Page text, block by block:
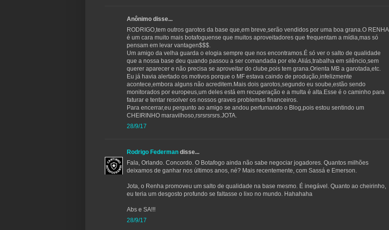
Anônimo disse...
RODRIGO,tem outros garotos da base que,em breve,serão vendidos por uma boa grana.O RENHA
é um cara muito mais botafoguense que muitos aproveitadores que frequentam a mídia,mas só
pensam em levar vantagen$$$.
Um amigo da velha guarda o elogia sempre que nos encontramos.É só ver o salto de qualidade
que a nossa base deu quando passou a ser comandada por ele.Aliás,trabalha em silêncio,sem
querer aparecer e não precisa se aproveitar do clube,pois tem grana.Orienta MB a garotada,etc.
Eu já havia alertado os motivos porque o MF estava caindo de produção,infelizmente
acontece,embora alguns não acreditem.Mais dois garotos,segundo eu soube,estão sendo
monitorados por europeus,um deles está em recuperação e a multa é alta.Esse é o caminho para
faturar e tentar resolver os nossos graves problemas financeiros.
Para encerrar,eu pergunto ao amigo se andou perfumando o Blog,pois estou sentindo um
CHEIRINHO maravilhoso,rsrsrsrsrs.JOTA.
28/9/17
Rodrigo Federman disse...
Fala, Orlando. Concordo. O Botafogo ainda não sabe negociar jogadores. Quantos milhões
deixamos de ganhar nos últimos anos, né? Mais recentemente, com Sassá e Emerson.
Jota, o Renha promoveu um salto de qualidade na base mesmo. É inegável. Quanto ao cheirinho,
eu teria um desgosto profundo se faltasse o lixo no mundo. Hahahaha
Abs e SA!!!
28/9/17